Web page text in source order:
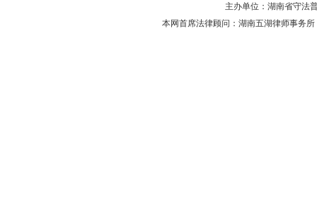
主办单位：湖南省守法
本网首席法律顾问：湖南五湖律师事务所